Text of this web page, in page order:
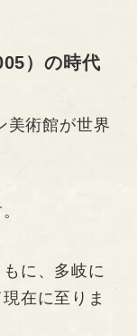
）の時代
美術館が世界
に、多岐に
在に至りま